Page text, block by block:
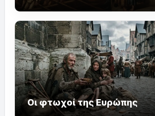
Οι φτωχοί της Ευρώπης